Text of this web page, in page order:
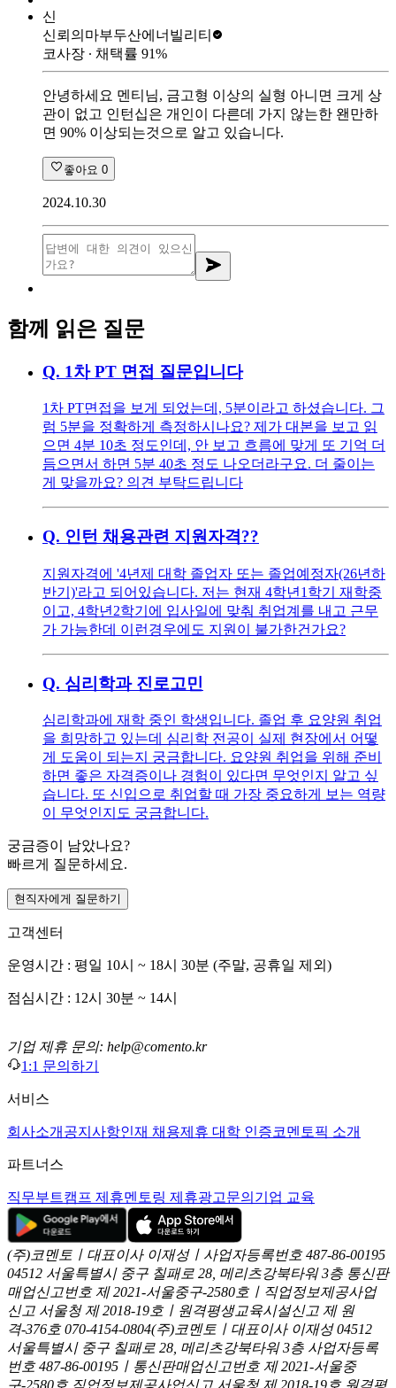
신
신뢰의마부두산에너빌리티
코사장 ∙ 채택률 91%
안녕하세요 멘티님, 금고형 이상의 실형 아니면 크게 상
관이 없고 인턴십은 개인이 다른데 가지 않는한 왠만하
면 90% 이상되는것으로 알고 있습니다.
좋아요 0
2024.10.30
함께 읽은 질문
Q. 1차 PT 면접 질문입니다
1차 PT면접을 보게 되었는데, 5분이라고 하셨습니다. 그
럼 5분을 정확하게 측정하시나요? 제가 대본을 보고 읽
으면 4분 10초 정도인데, 안 보고 흐름에 맞게 또 기억 더
듬으면서 하면 5분 40초 정도 나오더라구요. 더 줄이는
게 맞을까요? 의견 부탁드립니다
Q. 인턴 채용관련 지원자격??
지원자격에 '4년제 대학 졸업자 또는 졸업예정자(26년하
반기)'라고 되어있습니다. 저는 현재 4학년1학기 재학중
이고, 4학년2학기에 입사일에 맞춰 취업계를 내고 근무
가 가능한데 이런경우에도 지원이 불가한건가요?
Q. 심리학과 진로고민
심리학과에 재학 중인 학생입니다. 졸업 후 요양원 취업
을 희망하고 있는데 심리학 전공이 실제 현장에서 어떻
게 도움이 되는지 궁금합니다. 요양원 취업을 위해 준비
하면 좋은 자격증이나 경험이 있다면 무엇인지 알고 싶
습니다. 또 신입으로 취업할 때 가장 중요하게 보는 역량
이 무엇인지도 궁금합니다.
궁금증이 남았나요?
빠르게 질문하세요.
현직자에게 질문하기
고객센터
운영시간 : 평일 10시 ~ 18시 30분 (주말, 공휴일 제외)
점심시간 : 12시 30분 ~ 14시
기업 제휴 문의: help@comento.kr
1:1 문의하기
서비스
회사소개 공지사항인재 채용제휴 대학 인증코멘토픽 소개
파트너스
직무부트캠프 제휴멘토링 제휴광고문의 기업 교육
(주)코멘토ㅣ대표이사 이재성ㅣ사업자등록번호 487-86-00195
04512 서울특별시 중구 칠패로 28, 메리츠강북타워 3층 통신판
매업신고번호 제 2021-서울중구-2580호ㅣ직업정보제공사업
신고 서울청 제 2018-19호ㅣ원격평생교육시설신고 제 원
격-376호 070-4154-0804(주)코멘토ㅣ대표이사 이재성 04512
서울특별시 중구 칠패로 28, 메리츠강북타워 3층 사업자등록
번호 487-86-00195ㅣ통신판매업신고번호 제 2021-서울중